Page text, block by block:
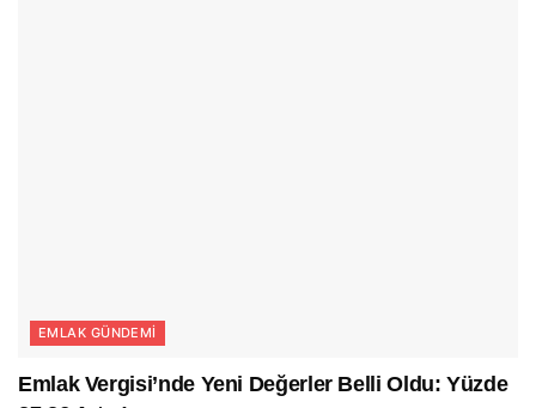
EMLAK GÜNDEMI
Emlak Vergisi’nde Yeni Değerler Belli Oldu: Yüzde